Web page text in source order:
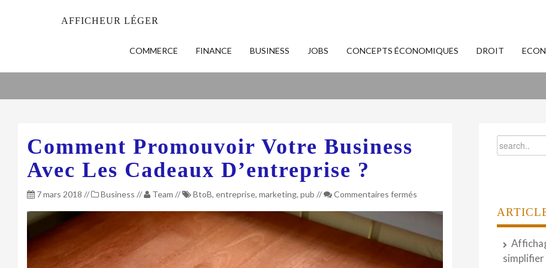
AFFICHEUR LÉGER
COMMERCE FINANCE BUSINESS JOBS CONCEPTS ÉCONOMIQUES DROIT
Comment Promouvoir Votre Business
Avec Les Cadeaux D’entreprise ?
7 mars 2018 // Business // Team // BtoB, entreprise, marketing, pub // Commentaires fermés
votre
business
avec
simplifier